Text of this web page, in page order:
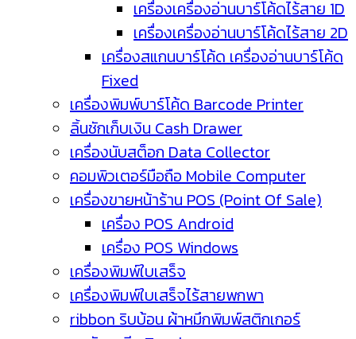
เครื่องเครื่องอ่านบาร์โค้ดไร้สาย 1D
เครื่องเครื่องอ่านบาร์โค้ดไร้สาย 2D
เครื่องสแกนบาร์โค้ด เครื่องอ่านบาร์โค้ด
Fixed
เครื่องพิมพ์บาร์โค้ด Barcode Printer
ลิ้นชักเก็บเงิน Cash Drawer
เครื่องนับสต็อก Data Collector
คอมพิวเตอร์มือถือ Mobile Computer
เครื่องขายหน้าร้าน POS (Point Of Sale)
เครื่อง POS Android
เครื่อง POS Windows
เครื่องพิมพ์ใบเสร็จ
เครื่องพิมพ์ใบเสร็จไร้สายพกพา
ribbon ริบบ้อน ผ้าหมึกพิมพ์สติกเกอร์